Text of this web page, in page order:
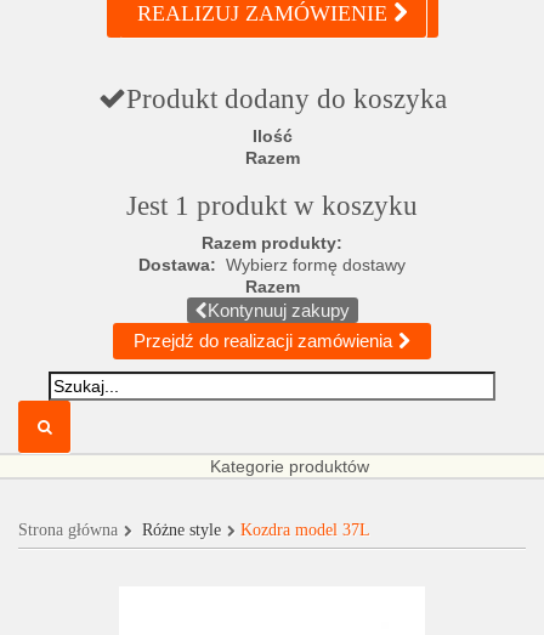
REALIZUJ ZAMÓWIENIE
Produkt dodany do koszyka
Ilość
Razem
Jest 1 produkt w koszyku
Razem produkty:
Dostawa: Wybierz formę dostawy
Razem
Kontynuuj zakupy
Przejdź do realizacji zamówienia
Kategorie produktów
Strona główna Różne style Kozdra model 37L